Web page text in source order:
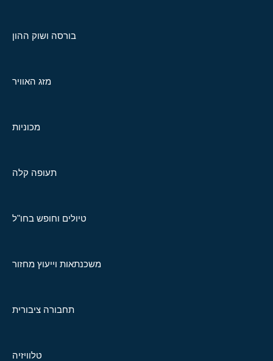
בורסה ושוק ההון
מזג האוויר
מכוניות
תעופה קלה
טיולים וחופש בחו"ל
משכנתאות וייעוץ מחזור
תחבורה ציבורית
טלוויזיה